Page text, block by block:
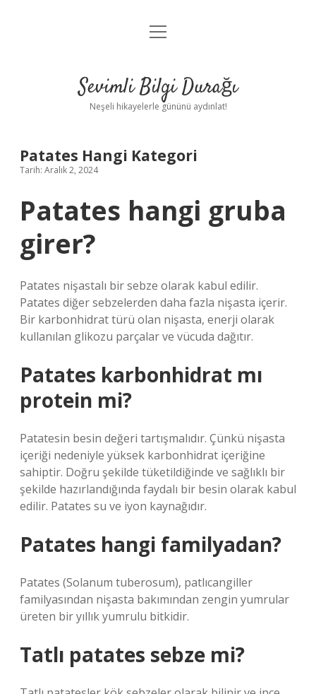
Anasayfa
Yasal Uyarı
menüyü
Sevimli Bilgi Durağı
Neşeli hikayelerle gününü aydınlat!
Patates Hangi Kategori
Tarih: Aralık 2, 2024
Patates hangi gruba
girer?
Patates nişastalı bir sebze olarak kabul edilir.
Patates diğer sebzelerden daha fazla nişasta içerir.
Bir karbonhidrat türü olan nişasta, enerji olarak
kullanılan glikozu parçalar ve vücuda dağıtır.
Patates karbonhidrat mı
protein mi?
Patatesin besin değeri tartışmalıdır. Çünkü nişasta
içeriği nedeniyle yüksek karbonhidrat içeriğine
sahiptir. Doğru şekilde tüketildiğinde ve sağlıklı bir
şekilde hazırlandığında faydalı bir besin olarak kabul
edilir. Patates su ve iyon kaynağıdır.
Patates hangi familyadan?
Patates (Solanum tuberosum), patlıcangiller
familyasından nişasta bakımından zengin yumrular
üreten bir yıllık yumrulu bitkidir.
Tatlı patates sebze mi?